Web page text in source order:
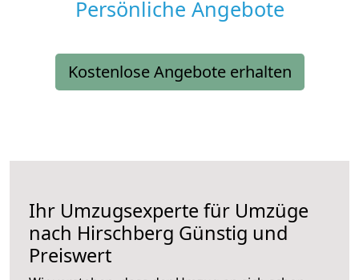
Persönliche Angebote
Kostenlose Angebote erhalten
Ihr Umzugsexperte für Umzüge
nach Hirschberg Günstig und
Preiswert